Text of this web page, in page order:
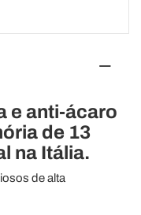
e anti-ácaro
de 13
na Itália.
de alta